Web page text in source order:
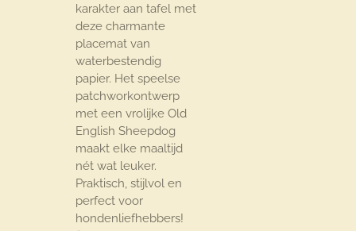
karakter aan tafel met
deze charmante
placemat van
waterbestendig
papier. Het speelse
patchworkontwerp
met een vrolijke Old
English Sheepdog
maakt elke maaltijd
nét wat leuker.
Praktisch, stijlvol en
perfect voor
hondenliefhebbers!